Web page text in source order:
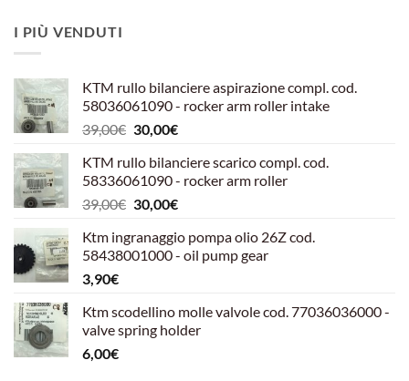
I PIÙ VENDUTI
KTM rullo bilanciere aspirazione compl. cod.
58036061090 - rocker arm roller intake
39,00€ Il
originale
era:
39,00€.
30,00€Il
attuale
è:
30,00€.
KTM rullo bilanciere scarico compl. cod.
58336061090 - rocker arm roller
39,00€ Il
originale
era:
30,00€Il
attuale
è:
Ktm ingranaggio pompa olio 26Z cod.
58438001000 - oil pump gear
3,90€
Ktm scodellino molle valvole cod. 77036036000 -
valve spring holder
6,00€